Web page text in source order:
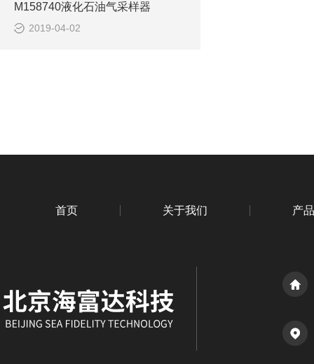
M158740液化石油气采样器
2019-04-02
首页 关于我们 产